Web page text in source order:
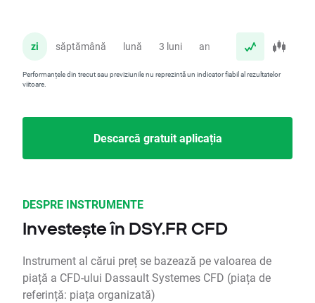
zi săptămână lună 3 luni an
Performanțele din trecut sau previziunile nu reprezintă un indicator fiabil al rezultatelor
viitoare.
Descarcă gratuit aplicația
DESPRE INSTRUMENTE
Investește în DSY.FR CFD
Instrument al cărui preț se bazează pe valoarea de
piață a CFD-ului Dassault Systemes CFD (piața de
referință: piața organizată)